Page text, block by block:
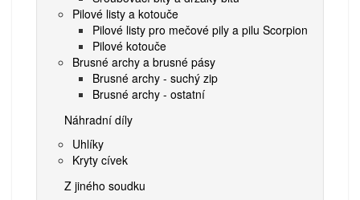
Pilové listy a kotouče
Pilové listy pro mečové pily a pilu Scorpion
Pilové kotouče
Brusné archy a brusné pásy
Brusné archy - suchý zip
Brusné archy - ostatní
Náhradní díly
Uhlíky
Kryty cívek
Z jiného soudku